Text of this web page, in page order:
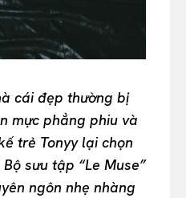
cái đẹp thường bị
mực phẳng phiu và
trẻ Tonyy lại chọn
sưu tập “Le Muse”
ngôn nhẹ nhàng